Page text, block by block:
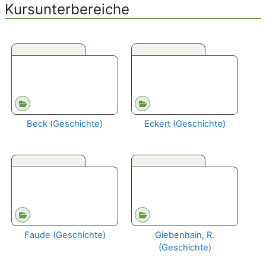
Kursunterbereiche
Beck (Geschichte) Eckert (Geschichte)
Faude (Geschichte)
Giebenhain, R.
(Geschichte)